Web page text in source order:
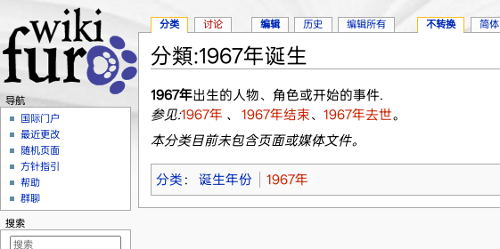
分類:1967年诞生
1967年出生的人物、角色或开始的事件.
参见:1967年 、 1967年结束、 1967年去世。
本分类目前未包含页面或媒体文件。
分类 ： 诞生年份 1967年
分类 讨论 编辑 历史 编辑所有 不转换 简体
导航
国际门户
最近更改
随机页面
方针指引
帮助
群聊
搜索